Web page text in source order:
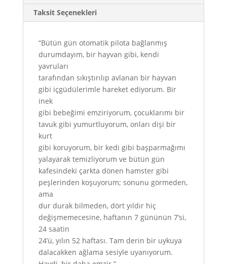
Taksit Seçenekleri
“Bütün gün otomatik pilota bağlanmış
durumdayım, bir hayvan gibi, kendi
yavruları
tarafından sıkıştırılıp avlanan bir hayvan
gibi içgüdülerimle hareket ediyorum. Bir
inek
gibi bebeğimi emziriyorum, çocuklarımı bir
tavuk gibi yumurtluyorum, onları dişi bir
kurt
gibi koruyorum, bir kedi gibi başparmağımı
yalayarak temizliyorum ve bütün gün
kafesindeki çarkta dönen hamster gibi
peşlerinden koşuyorum; sonunu görmeden,
ama
dur durak bilmeden, dört yıldır hiç
değişmemecesine, haftanın 7 gününün 7’si,
24 saatin
24’ü, yılın 52 haftası. Tam derin bir uykuya
dalacakken ağlama sesiyle uyanıyorum.